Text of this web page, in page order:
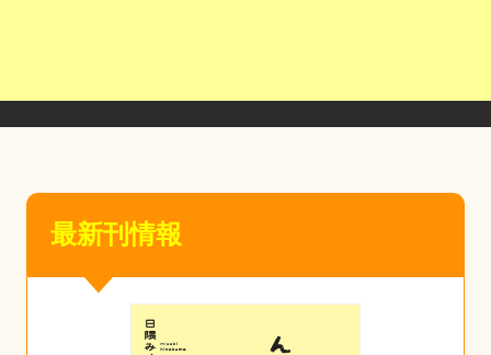
最新刊情報